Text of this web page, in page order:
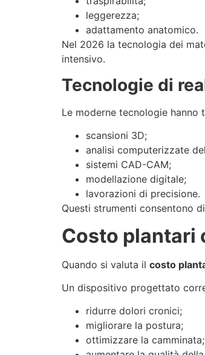
leggerezza;
adattamento anatomico.
Nel 2026 la tecnologia dei
intensivo.
Tecnologie di
Le moderne tecnologie
scansioni 3D;
analisi computerizzate
sistemi CAD-CAM;
modellazione digitale;
lavorazioni di precisione.
Questi strumenti consentono
Costo plantari
Quando si valuta il costo
Un dispositivo progettato
ridurre dolori cronici;
migliorare la postura;
ottimizzare la camminata;